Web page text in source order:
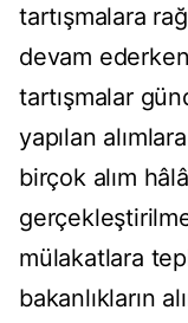
tartışmalara
devam
tartışmalar
yapılan
birçok alım
mülakatlara
bakanlıkların